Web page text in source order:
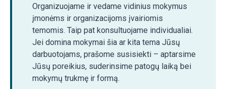
Organizuojame ir vedame vidinius mokymus
įmonėms ir organizacijoms įvairiomis
temomis. Taip pat konsultuojame individualiai.
Jei domina mokymai šia ar kita tema Jūsų
darbuotojams, prašome susisiekti – aptarsime
Jūsų poreikius, suderinsime patogų laiką bei
mokymų trukmę ir formą.